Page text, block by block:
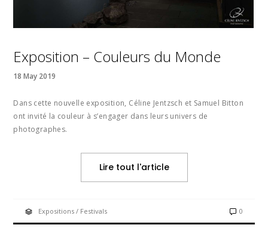
Exposition – Couleurs du Monde
18 May 2019
Dans cette nouvelle exposition, Céline Jentzsch et Samuel Bitton
ont invité la couleur à s’engager dans leurs univers de
photographes.
Lire tout l'article
Expositions / Festivals 0